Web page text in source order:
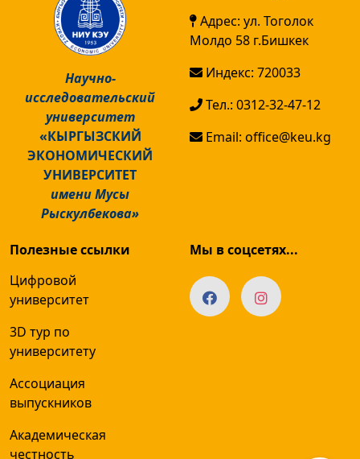
Научно-
исследовательский
университет
«КЫРГЫЗСКИЙ
ЭКОНОМИЧЕСКИЙ
УНИВЕРСИТЕТ
имени Мусы
Рыскулбекова»
Адрес: ул. Тоголок
Молдо 58 г.Бишкек
Индекс: 720033
Тел.: 0312-32-47-12
Email: office@keu.kg
Полезные ссылки
Цифровой
университет
3D тур по
университету
Ассоциация
выпускников
Академическая
честность
Мы в соцсетях...